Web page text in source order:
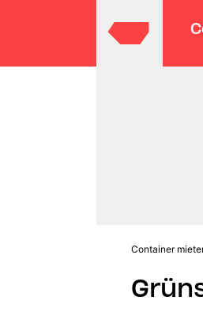
Container